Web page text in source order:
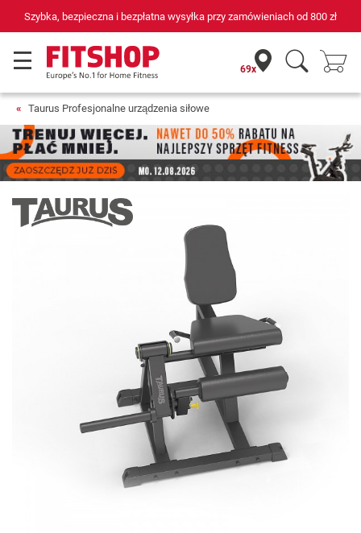
69 sklepów fitness i 75 własnych techników serwisowych
69x
Taurus Profesjonalne urządzenia siłowe